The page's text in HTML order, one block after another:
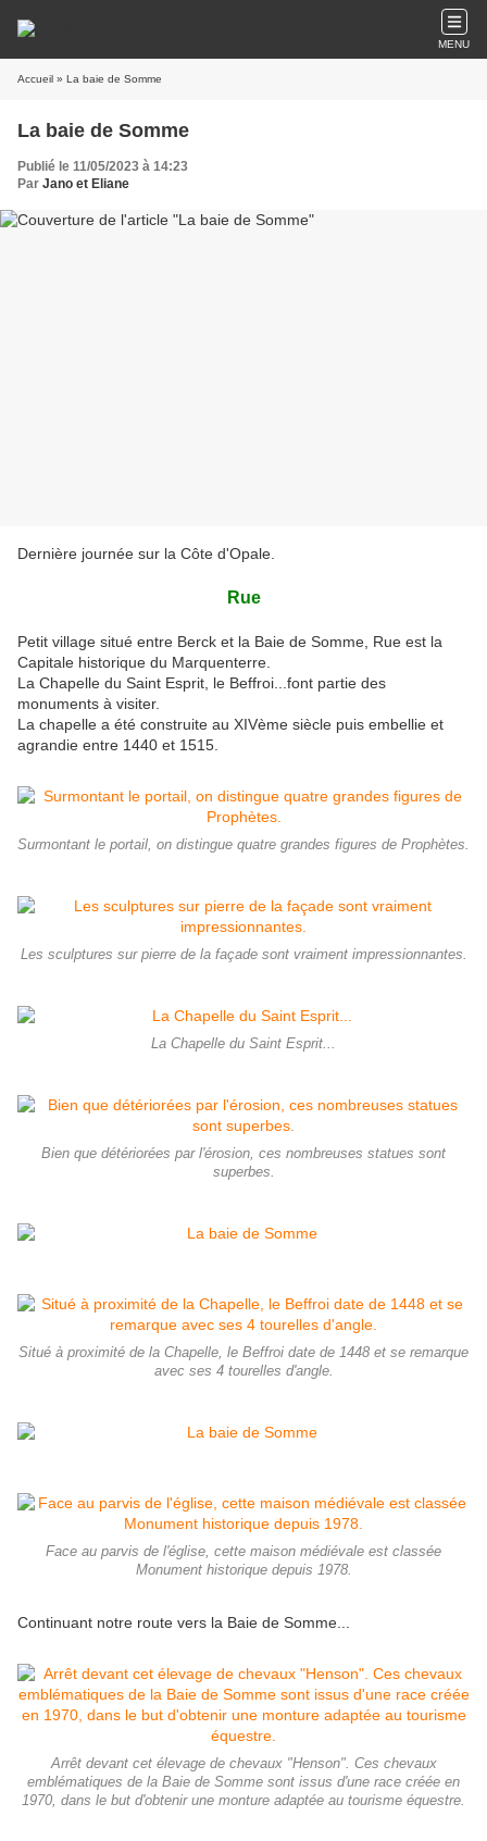
MENU
Accueil » La baie de Somme
La baie de Somme
Publié le 11/05/2023 à 14:23
Par Jano et Eliane
Dernière journée sur la Côte d'Opale.
Rue
Petit village situé entre Berck et la Baie de Somme, Rue est la
Capitale historique du Marquenterre.
La Chapelle du Saint Esprit, le Beffroi...font partie des
monuments à visiter.
La chapelle a été construite au XIVème siècle puis embellie et
agrandie entre 1440 et 1515.
Surmontant le portail, on distingue quatre grandes figures de Prophètes.
Les sculptures sur pierre de la façade sont vraiment impressionnantes.
La Chapelle du Saint Esprit...
Bien que détériorées par l'érosion, ces nombreuses statues sont
superbes.
Situé à proximité de la Chapelle, le Beffroi date de 1448 et se remarque
avec ses 4 tourelles d'angle.
Face au parvis de l'église, cette maison médiévale est classée
Monument historique depuis 1978.
Continuant notre route vers la Baie de Somme...
Arrêt devant cet élevage de chevaux "Henson". Ces chevaux
emblématiques de la Baie de Somme sont issus d'une race créée en
1970, dans le but d'obtenir une monture adaptée au tourisme équestre.